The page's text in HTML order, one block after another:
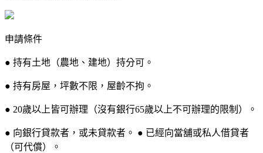
申請條件
● 持有土地（農地、建地）持分可。
● 持有房屋，坪數不限，屋齡不拘。
● 20歲以上皆可辦理（沒有銀行65歲以上不可辦理的限制）。
● 向銀行貸款者，或未貸款者。 ● 已經向當舖或私人借貸者
（可代償）。